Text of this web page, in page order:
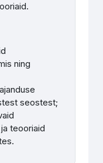
ning
seostest;
teooriaid